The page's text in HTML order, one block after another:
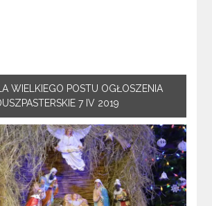
WIELKIEGO POSTU OGŁOSZENIA
7 IV 2019